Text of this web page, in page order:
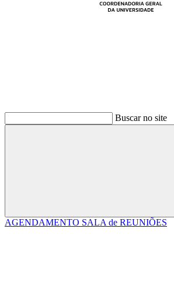
Buscar no site
Buscar
AGENDAMENTO SALA de REUNIÕES